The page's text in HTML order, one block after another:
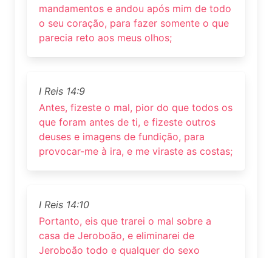
mandamentos e andou após mim de todo
o seu coração, para fazer somente o que
parecia reto aos meus olhos;
I Reis 14:9
Antes, fizeste o mal, pior do que todos os
que foram antes de ti, e fizeste outros
deuses e imagens de fundição, para
provocar-me à ira, e me viraste as costas;
I Reis 14:10
Portanto, eis que trarei o mal sobre a
casa de Jeroboão, e eliminarei de
Jeroboão todo e qualquer do sexo